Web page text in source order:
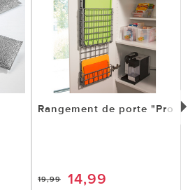
Rangement de porte "Pro
19,99 14,99